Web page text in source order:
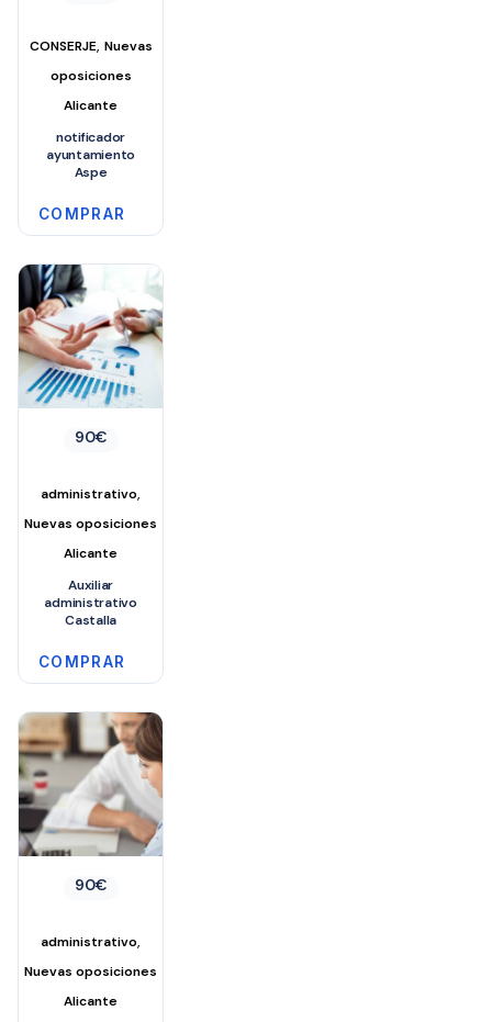
CONSERJE, Nuevas
oposiciones
Alicante
notificador
ayuntamiento
Aspe
COMPRAR
90€
administrativo,
Nuevas oposiciones
Alicante
Auxiliar
administrativo
Castalla
COMPRAR
90€
administrativo,
Nuevas oposiciones
Alicante